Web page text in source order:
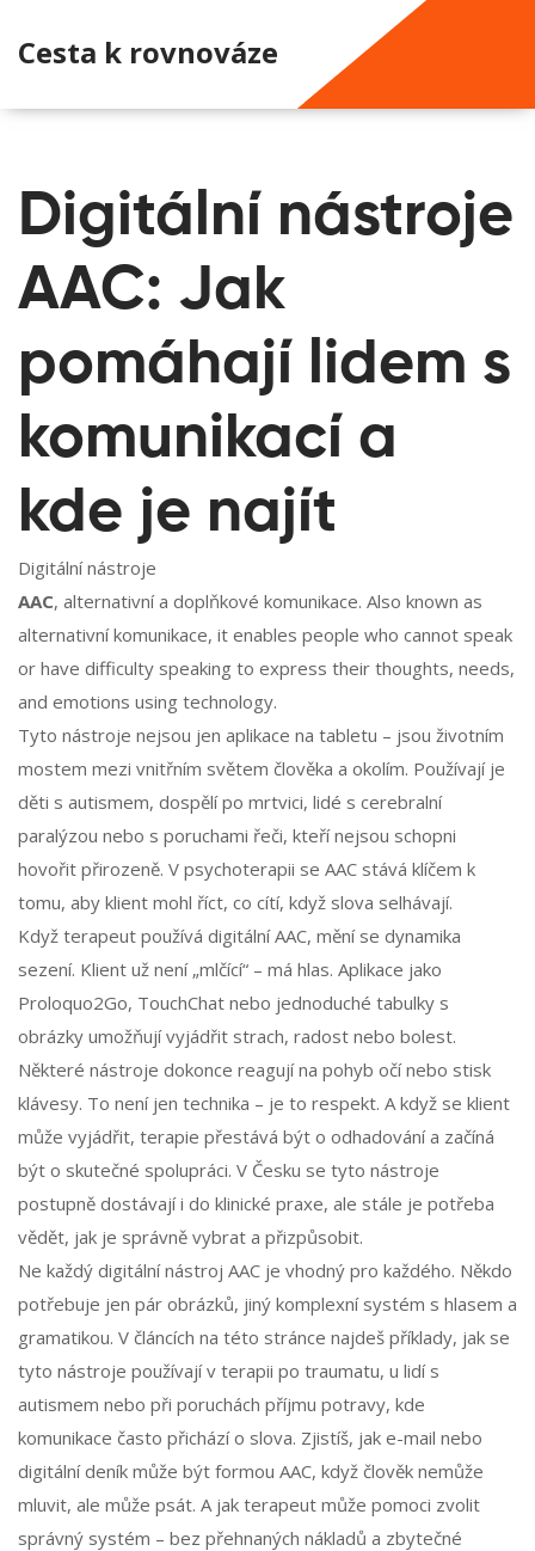
Cesta k rovnováze
Digitální nástroje
AAC: Jak
pomáhají lidem s
komunikací a
kde je najít
Digitální nástroje
AAC, alternativní a doplňkové komunikace. Also known as
alternativní komunikace, it enables people who cannot speak
or have difficulty speaking to express their thoughts, needs,
and emotions using technology.
Tyto nástroje nejsou jen aplikace na tabletu – jsou životním
mostem mezi vnitřním světem člověka a okolím. Používají je
děti s autismem, dospělí po mrtvici, lidé s cerebralní
paralýzou nebo s poruchami řeči, kteří nejsou schopni
hovořit přirozeně. V psychoterapii se AAC stává klíčem k
tomu, aby klient mohl říct, co cítí, když slova selhávají.
Když terapeut používá digitální AAC, mění se dynamika
sezení. Klient už není „mlčící“ – má hlas. Aplikace jako
Proloquo2Go, TouchChat nebo jednoduché tabulky s
obrázky umožňují vyjádřit strach, radost nebo bolest.
Některé nástroje dokonce reagují na pohyb očí nebo stisk
klávesy. To není jen technika – je to respekt. A když se klient
může vyjádřit, terapie přestává být o odhadování a začíná
být o skutečné spolupráci. V Česku se tyto nástroje
postupně dostávají i do klinické praxe, ale stále je potřeba
vědět, jak je správně vybrat a přizpůsobit.
Ne každý digitální nástroj AAC je vhodný pro každého. Někdo
potřebuje jen pár obrázků, jiný komplexní systém s hlasem a
gramatikou. V článcích na této stránce najdeš příklady, jak se
tyto nástroje používají v terapii po traumatu, u lidí s
autismem nebo při poruchách příjmu potravy, kde
komunikace často přichází o slova. Zjistíš, jak e-mail nebo
digitální deník může být formou AAC, když člověk nemůže
mluvit, ale může psát. A jak terapeut může pomoci zvolit
správný systém – bez přehnaných nákladů a zbytečné